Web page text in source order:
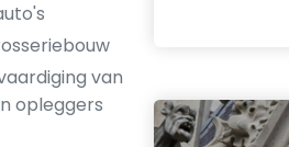
van
opleggers